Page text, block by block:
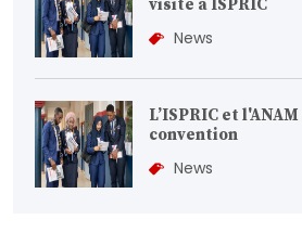
visite à ISPRIC
News
L’ISPRIC et
convention
News